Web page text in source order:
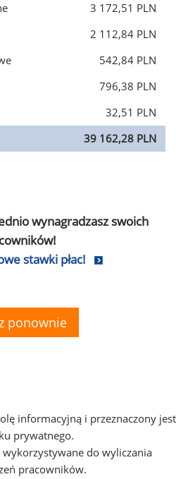
3 172,51 PLN
2 112,84 PLN
542,84 PLN
796,38 PLN
32,51 PLN
39 162,28 PLN
wynagradzasz swoich
stawki płac!
ponownie
informacyjną i przeznaczony jest
prywatnego.
do wyliczania
pracowników.